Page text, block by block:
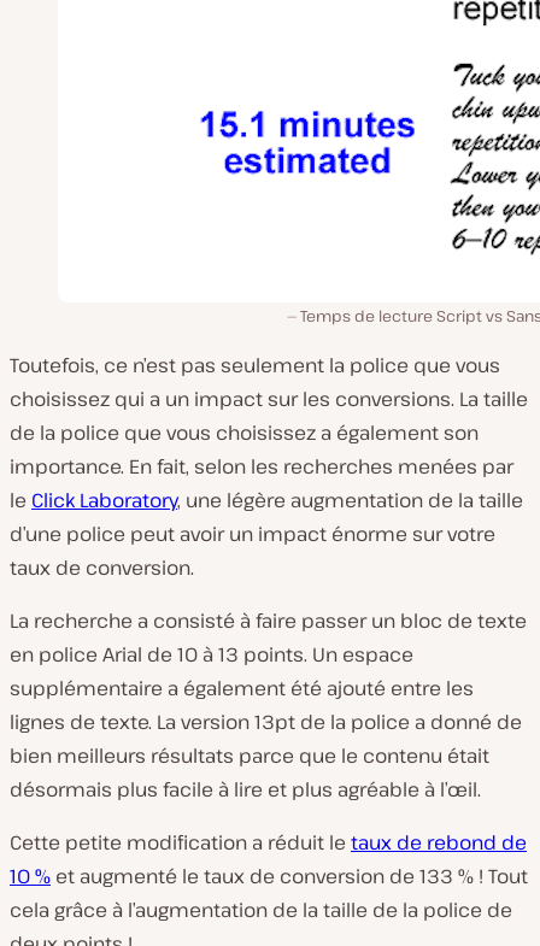
Temps de lecture Script vs
Toutefois, ce n’est pas seulement la police que vous
choisissez qui a un impact sur les conversions. La taille
de la police que vous choisissez a également son
importance. En fait, selon les recherches menées par
le Click Laboratory, une légère augmentation de la taille
d’une police peut avoir un impact énorme sur votre
taux de conversion.
La recherche a consisté à faire passer un bloc de texte
en police Arial de 10 à 13 points. Un espace
supplémentaire a également été ajouté entre les
lignes de texte. La version 13pt de la police a donné de
bien meilleurs résultats parce que le contenu était
désormais plus facile à lire et plus agréable à l’œil.
Cette petite modification a réduit le taux de rebond de
10 % et augmenté le taux de conversion de 133 % ! Tout
cela grâce à l’augmentation de la taille de la police de